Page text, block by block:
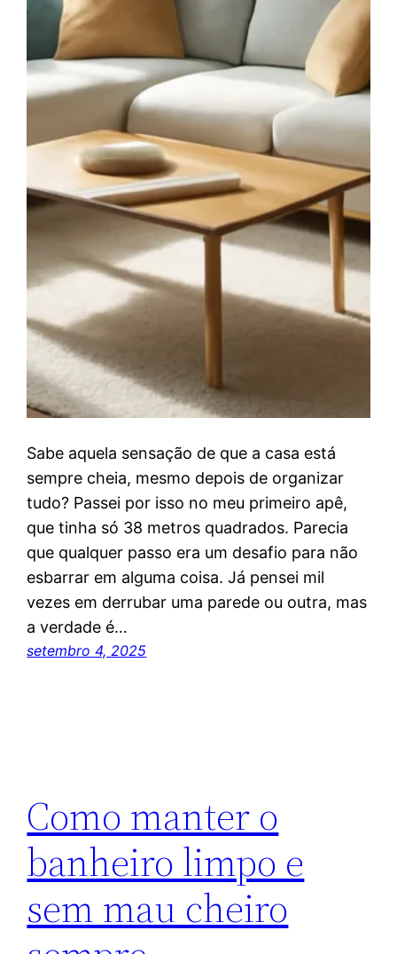
Sabe aquela sensação de que a casa está
sempre cheia, mesmo depois de organizar
tudo? Passei por isso no meu primeiro apê,
que tinha só 38 metros quadrados. Parecia
que qualquer passo era um desafio para não
esbarrar em alguma coisa. Já pensei mil
vezes em derrubar uma parede ou outra, mas
a verdade é…
setembro 4, 2025
Como manter o
banheiro limpo e
sem mau cheiro